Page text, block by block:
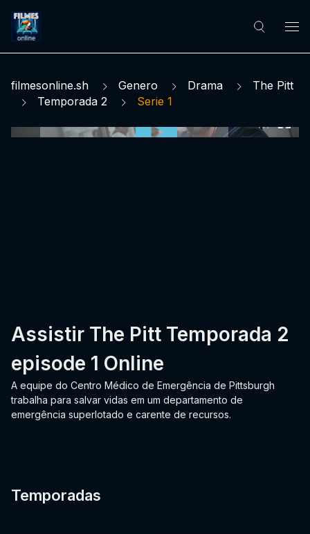
filmesonline.sh Genero Drama
The Pitt
Temporada 2
Serie 1
Assistir The Pitt Temporada 2
episode 1 Online
A equipe do Centro Médico de Emergência de Pittsburgh
trabalha para salvar vidas em um departamento de
emergência superlotado e carente de recursos.
Temporadas